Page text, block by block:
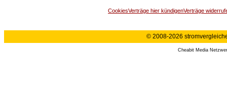
CookiesVerträge hier kündigenVerträge
© 2008-2026
Cheabit Media